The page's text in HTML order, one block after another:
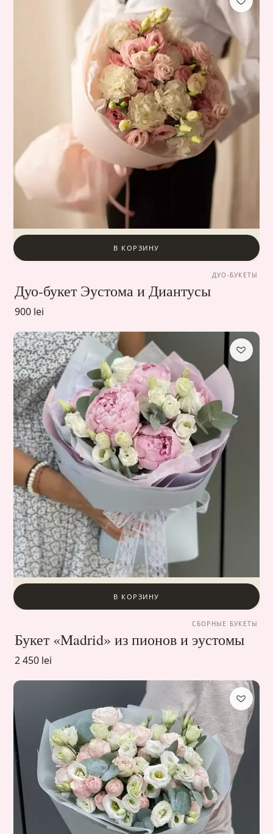
В КОРЗИНУ
ДУО-БУКЕТЫ
Дуо-букет Эустома и Диантусы
900 lei
В КОРЗИНУ
СБОРНЫЕ БУКЕТЫ
Букет «Madrid» из пионов и эустомы
2 450 lei